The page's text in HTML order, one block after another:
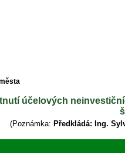
účelových
(Poznámka: Předkládá: Ing.